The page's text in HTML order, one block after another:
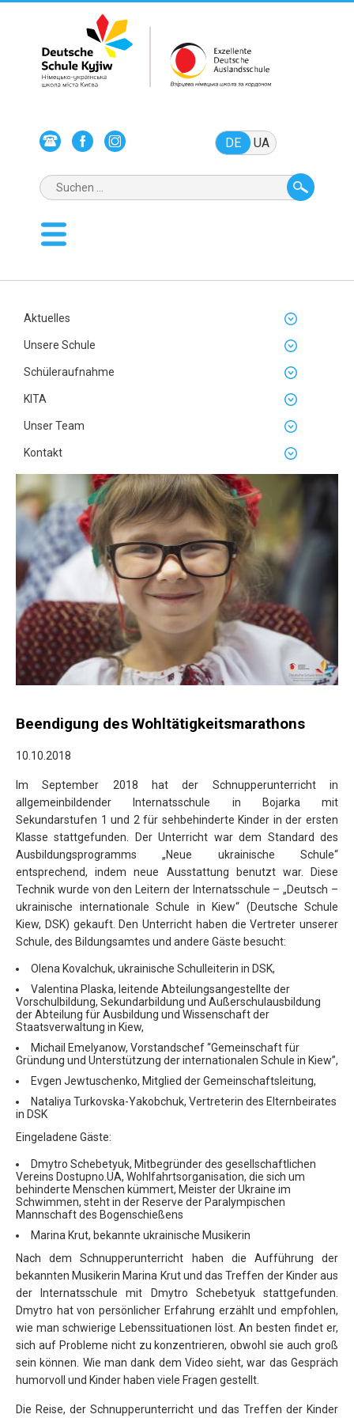
DE UA
Aktuelles
Unsere Schule
Schüleraufnahme
KITA
Unser Team
Kontakt
Beendigung des Wohltätigkeitsmarathons
10.10.2018
Im September 2018 hat der Schnupperunterricht in
allgemeinbildender Internatsschule in Bojarkamit
Sekundarstufen 1 und 2 für sehbehinderte Kinder in der ersten
Klasse stattgefunden. Der Unterricht war dem Standard des
Ausbildungsprogramms „Neue ukrainische Schule“
entsprechend, indem neue Ausstattung benutzt war. Diese
Technik wurde von den Leitern der Internatsschule – „Deutsch –
ukrainische internationale Schule in Kiew“ (Deutsche Schule
Kiew, DSK) gekauft. Den Unterricht haben die Vertreter unserer
Schule, des Bildungsamtes und andere Gäste besucht:
Olena Kovalchuk, ukrainische Schulleiterin in DSK,
Valentina Plaska, leitende Abteilungsangestellte der
Vorschulbildung, Sekundarbildung und Außerschulausbildung
der Abteilung für Ausbildung und Wissenschaft der
Staatsverwaltung in Kiew,
Michail Emelyanow, Vorstandschef “Gemeinschaft für
Gründung und Unterstützung der internationalen Schule in Kiew”,
Evgen Jewtuschenko, Mitglied der Gemeinschaftsleitung,
Nataliya Turkovska-Yakobchuk, Vertreterin des Elternbeirates
in DSK
Eingeladene Gäste:
Dmytro Schebetyuk, Mitbegründer des gesellschaftlichen
Vereins Dostupno.UA, Wohlfahrtsorganisation, die sich um
behinderte Menschen kümmert, Meister der Ukraine im
Schwimmen, steht in der Reserve der Paralympischen
Mannschaft des Bogenschießens
Marina Krut, bekannte ukrainische Musikerin
Nach dem Schnupperunterricht haben die Aufführung der
bekannten Musikerin Marina Krut und das Treffen der Kinder aus
der Internatsschule mit Dmytro Schebetyuk stattgefunden.
Dmytro hat von persönlicher Erfahrung erzählt und empfohlen,
wie man schwierige Lebenssituationen löst. An besten findet er,
sich auf Probleme nicht zu konzentrieren, obwohl sie auch groß
sein können. Wie man dank dem Video sieht, war das Gespräch
humorvoll und Kinder haben viele Fragen gestellt.
Die Reise, der Schnupperunterricht und das Treffen der Kinder